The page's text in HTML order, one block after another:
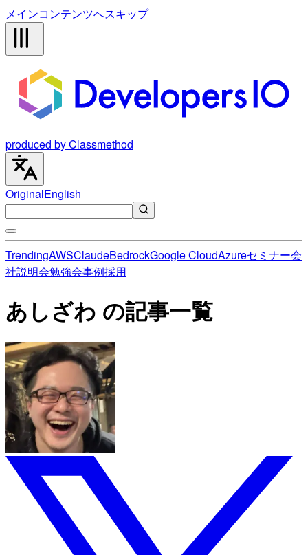
メインコンテンツへスキップ
produced by Classmethod
OriginalEnglish
TrendingAWSClaudeBedrockGoogle CloudAzureセミナー会
社説明会勉強会事例採用
あしざわ の記事一覧